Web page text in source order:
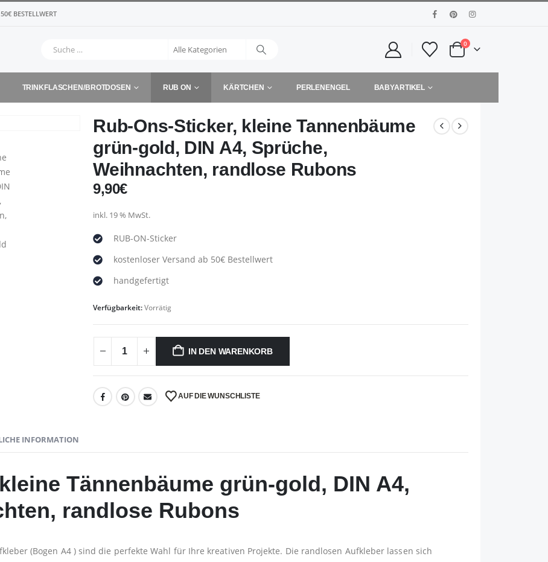
BESTELLWERT
0
TRINKFLASCHEN/BROTDOSEN RUB ON KÄRTCHEN PERLENENGEL BABYARTIKEL
Rub-Ons-Sticker, kleine Tannenbäume
grün-gold, DIN A4, Sprüche,
Weihnachten, randlose Rubons
9,90€
inkl. 19 % MwSt.
RUB-ON-Sticker
kostenloser Versand ab 50€ Bestellwert
handgefertigt
Verfügbarkeit:Vorrätig
IN DEN WARENKORB
AUF DIE WUNSCHLISTE
INFORMATION
Tännenbäume grün-gold, DIN A4,
randlose Rubons
(Bogen A4 ) sind die perfekte Wahl für Ihre kreativen Projekte. Die randlosen Aufkleber lassen sich